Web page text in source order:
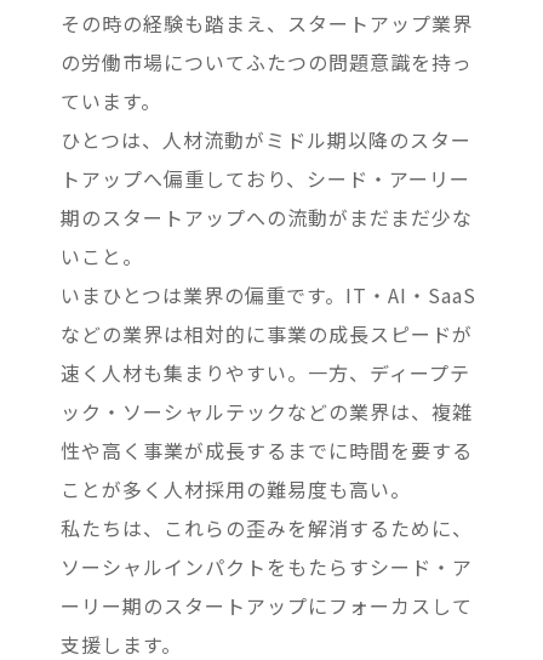
その時の経験も踏まえ、スタートアップ業界
の労働市場についてふたつの問題意識を持っ
ています。
ひとつは、人材流動がミドル期以降のスター
トアップへ偏重しており、シード・アーリー
期のスタートアップへの流動がまだまだ少な
いこと。
いまひとつは業界の偏重です。IT・AI・SaaS
などの業界は相対的に事業の成長スピードが
速く人材も集まりやすい。一方、ディープテ
ック・ソーシャルテックなどの業界は、複雑
性や高く事業が成長するまでに時間を要する
ことが多く人材採用の難易度も高い。
私たちは、これらの歪みを解消するために、
ソーシャルインパクトをもたらすシード・ア
ーリー期のスタートアップにフォーカスして
支援します。